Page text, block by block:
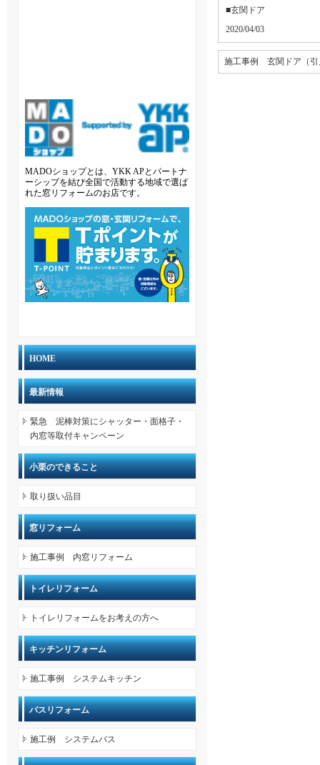
■玄関ドア
2020/04/03
施工事例 玄関ドア（引
MADOショップとは、YKK APとパートナ
ーシップを結び全国で活動する地域で選ば
れた窓リフォームのお店です。
HOME
最新情報
緊急 泥棒対策にシャッター・面格子・
内窓等取付キャンペーン
小栗のできること
取り扱い品目
窓リフォーム
施工事例 内窓リフォーム
トイレリフォーム
トイレリフォームをお考えの方へ
キッチンリフォーム
施工事例 システムキッチン
バスリフォーム
施工例 システムバス